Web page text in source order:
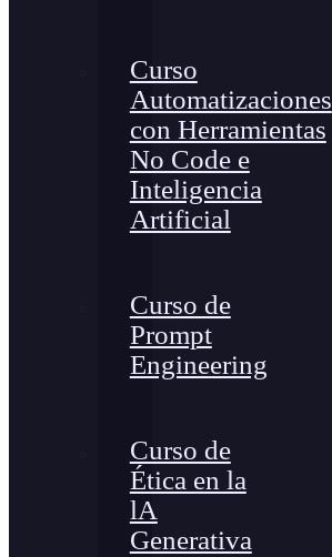
Curso
Automatizaciones
con Herramientas
No Code e
Inteligencia
Artificial
Curso de
Prompt
Engineering
Curso de
Ética en la
lA
Generativa